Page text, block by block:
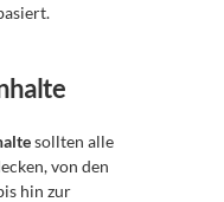
sollten alle
von den
hin zur